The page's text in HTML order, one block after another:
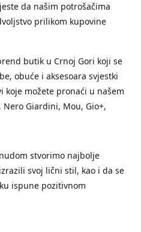
da našim potrošačima
prilikom kupovine
butik u Crnoj Gori koji se
obuće i aksesoara svjestki
koje možete pronaći u našem
Nero Giardini, Mou, Gio+,
stvorimo najbolje
svoj lični stil, kao i da se
ispune pozitivnom